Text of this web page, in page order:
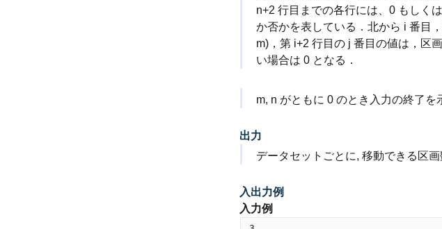
n+2 行目までの各行には、0 もしく
か否かを表している．北から i 番目
m)，第 i+2 行目の j 番目の値は，区
い場合は 0 となる．
m, n がともに 0 のとき入力の終了を
出力
データセットごとに, 移動できる区
入出力例
入力例